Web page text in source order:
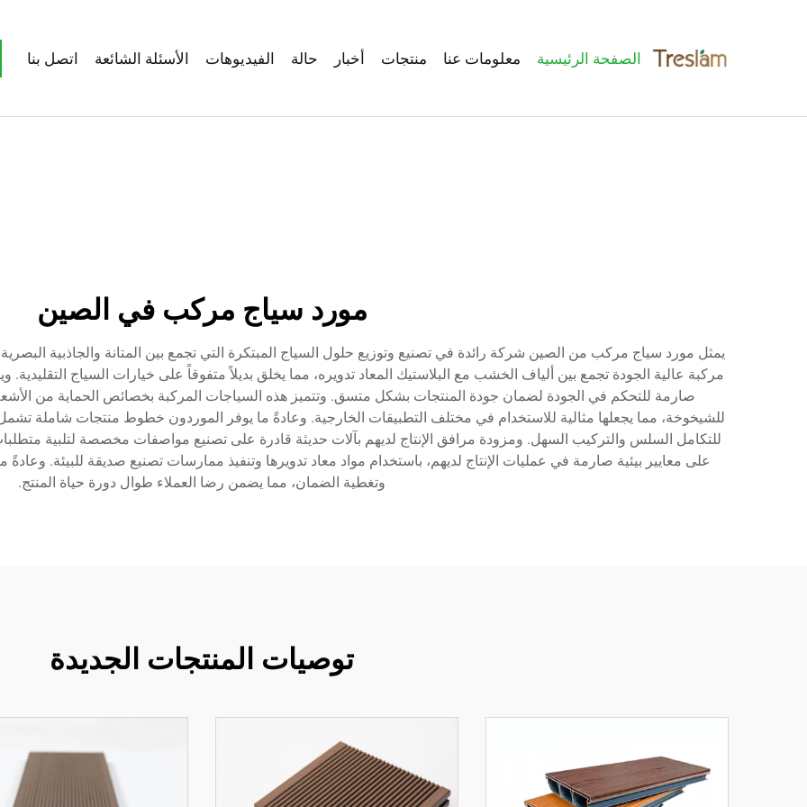
الصفحة الرئيسية معلومات عنا منتجات أخبار حالة الفيديوهات الأسئلة الشائعة اتصل بنا
مورد سياج مركب في الصين
يمثل مورد سياج مركب من الصين شركة رائدة في تصنيع وتوزيع حلول السياج المبتكرة التي تجمع بين المتانة والجاذبية
مركبة عالية الجودة تجمع بين ألياف الخشب مع البلاستيك المعاد تدويره، مما يخلق بديلاً متفوقاً على خيارات السياج
صارمة للتحكم في الجودة لضمان جودة المنتجات بشكل متسق. وتتميز هذه السياجات المركبة بخصائص الحماية من
للشيخوخة، مما يجعلها مثالية للاستخدام في مختلف التطبيقات الخارجية. وعادةً ما يوفر الموردون خطوط منتجات شاملة
للتكامل السلس والتركيب السهل. ومزودة مرافق الإنتاج لديهم بآلات حديثة قادرة على تصنيع مواصفات مخصصة لتلبية
على معايير بيئية صارمة في عمليات الإنتاج لديهم، باستخدام مواد معاد تدويرها وتنفيذ ممارسات تصنيع صديقة للبيئة.
وتغطية الضمان، مما يضمن رضا العملاء طوال دورة حياة المنتج.
توصيات المنتجات الجديدة